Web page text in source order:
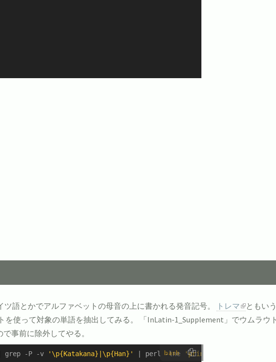
ツ語とかでアルファベットの母音の上に書かれる発音記号。 トレマ
ともい
を使って対象の単語を抽出してみる。 「InLatin-1_Supplement」でウムラ
事前に除外してやる。
bash
grep -P -v '\p{Katakana}|\p{Han}' | perl -lne 'print $_ if /\p{InLatin-